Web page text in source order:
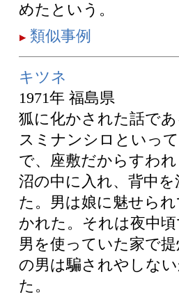
めたという。
類似事例
キツネ
1971年 福島県
狐に化かされた話で
スミナンシロといっ
で、座敷だからすわ
沼の中に入れ、背中
た。男は娘に魅せら
かれた。それは夜中
男を使っていた家で
の男は騙されやしな
た。